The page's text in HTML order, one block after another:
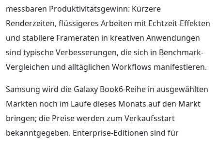
messbaren Produktivitätsgewinn: Kürzere
Renderzeiten, flüssigeres Arbeiten mit Echtzeit-Effekten
und stabilere Frameraten in kreativen Anwendungen
sind typische Verbesserungen, die sich in Benchmark-
Vergleichen und alltäglichen Workflows manifestieren.
Samsung wird die Galaxy Book6-Reihe in ausgewählten
Märkten noch im Laufe dieses Monats auf den Markt
bringen; die Preise werden zum Verkaufsstart
bekanntgegeben. Enterprise-Editionen sind für